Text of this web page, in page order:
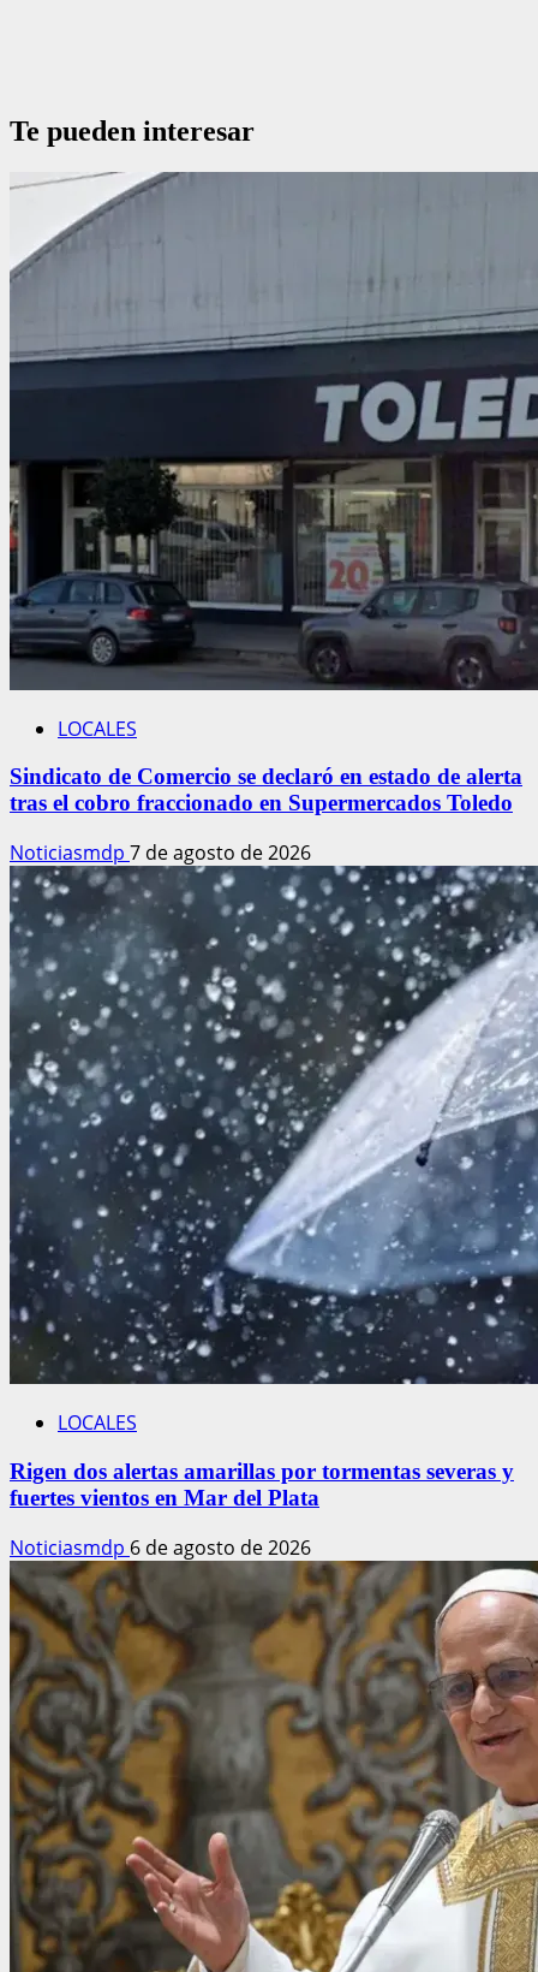
Te pueden interesar
LOCALES
Sindicato de Comercio se declaró en estado de alerta
tras el cobro fraccionado en Supermercados Toledo
Noticiasmdp 7 de agosto de 2026
LOCALES
Rigen dos alertas amarillas por tormentas severas y
fuertes vientos en Mar del Plata
Noticiasmdp 6 de agosto de 2026